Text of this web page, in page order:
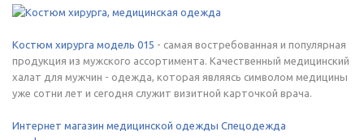
Костюм хирурга модель 015 - самая востребованная и популярная
продукция из мужского ассортимента. Качественный медицинский
халат для мужчин - одежда, которая являясь символом медицины
уже сотни лет и сегодня служит визитной карточкой врача.
Интернет магазин медицинской одежды Спецодежда